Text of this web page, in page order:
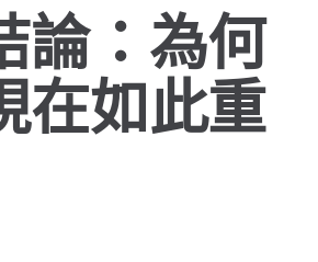
論：為何
在如此重